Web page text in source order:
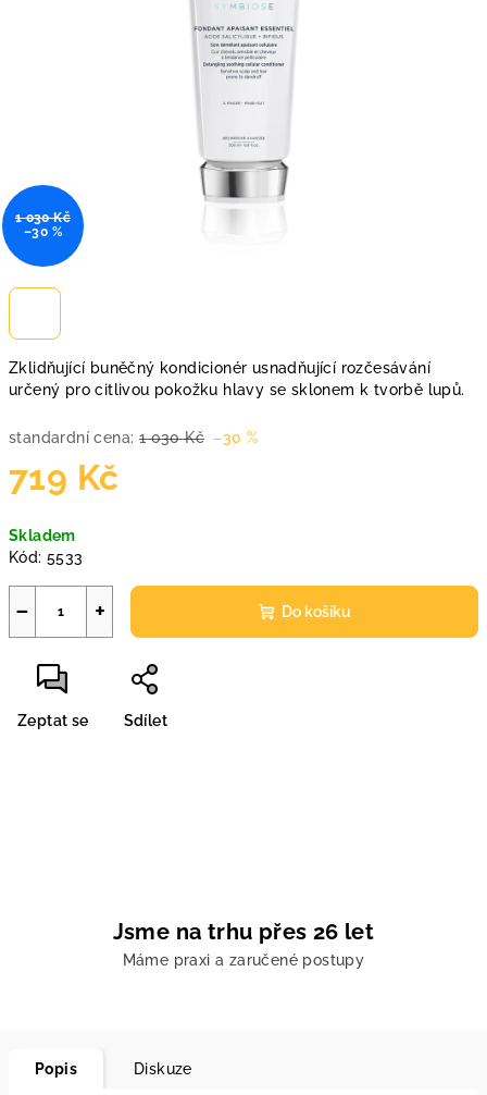
Zklidňující buněčný kondicionér usnadňující rozčesávání
určený pro citlivou pokožku hlavy se sklonem k tvorbě lupů.
standardní cena: 1 030 Kč –30 %
719 Kč
cena:
Skladem
Kód: 5533
+
− Do košíku
Zeptat se Sdílet
1 030 Kč
–30 %
Jsme na trhu přes 26 let
Máme praxi a zaručené postupy
Popis Diskuze